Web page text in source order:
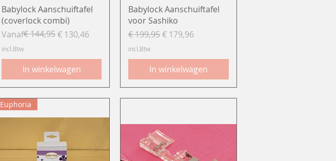
Snel overzicht
Babylock Aanschuiftafel
(coverlock combi)
Vanaf
Normale prijs
€ 144,95€ 130,46
Verkoopprijs
incl.Btw
In winkelwagen
Snel overzicht
Babylock Aanschuiftafel
voor Sashiko
Normale prijs
€ 199,95Verkoopprijs
€ 179,96
incl.Btw
In winkelwagen
Euphoria